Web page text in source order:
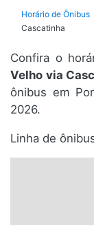
Espírito
Paraná
Santa
Horário de Ônibus
Cascatinha
Confira o
Velho via
ônibus em
2026.
Linha de